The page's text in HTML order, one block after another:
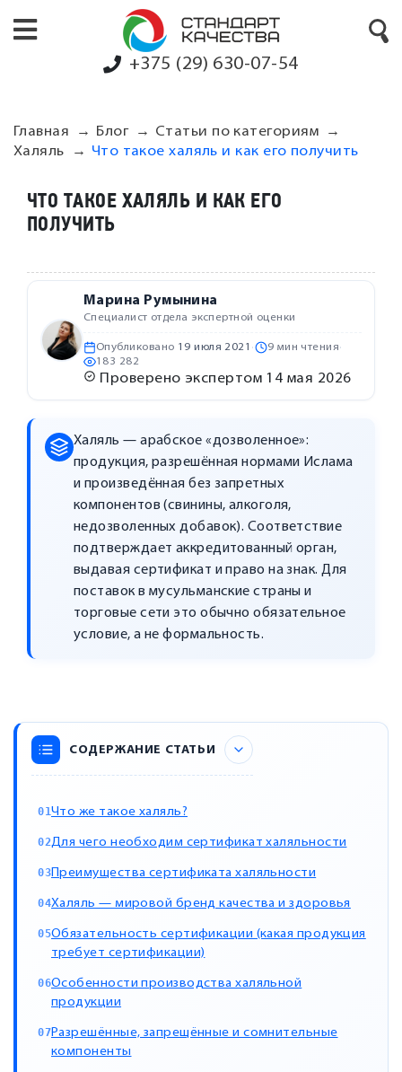
+375 (29) 630-07-54
Главная Блог
Статьи по категориям
Халяль
Что такое халяль и как его получить
ЧТО ТАКОЕ ХАЛЯЛЬ И КАК ЕГО
ПОЛУЧИТЬ
Марина Румынина
Специалист отдела экспертной оценки
Опубликовано 19 июля 2021 · 9 мин чтения·
183 282
Проверено экспертом 14 мая 2026
Халяль — арабское «дозволенное»:
продукция, разрешённая нормами Ислама
и произведённая без запретных
компонентов (свинины, алкоголя,
недозволенных добавок). Соответствие
подтверждает аккредитованный орган,
выдавая сертификат и право на знак. Для
поставок в мусульманские страны и
торговые сети это обычно обязательное
условие, а не формальность.
СОДЕРЖАНИЕ СТАТЬИ
Что же такое халяль?
Для чего необходим сертификат халяльности
Преимущества сертификата халяльности
Халяль — мировой бренд качества и здоровья
Обязательность сертификации (какая продукция
требует сертификации)
Особенности производства халяльной
продукции
Разрешённые, запрещённые и сомнительные
компоненты